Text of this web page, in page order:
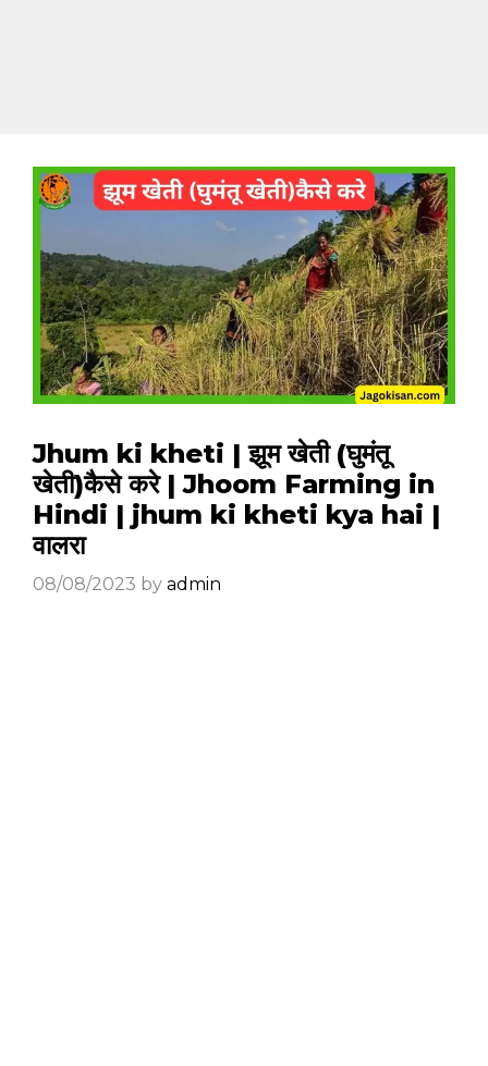
Jhum ki kheti | झूम खेती (घुमंतू
खेती)कैसे करे | Jhoom Farming in
Hindi | jhum ki kheti kya hai |
वालरा
08/08/2023 by admin